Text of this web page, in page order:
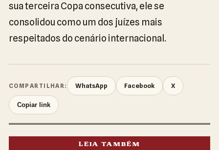
sua terceira Copa consecutiva, ele se
consolidou como um dos juízes mais
respeitados do cenário internacional.
COMPARTILHAR: WhatsApp Facebook X
Copiar link
LEIA TAMBÉM